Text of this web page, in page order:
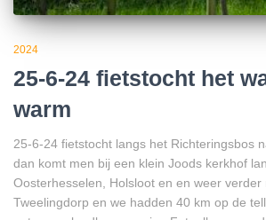
2024
25-6-24 fietstocht het
warm
25-6-24 fietstocht langs het Richteringsbos
dan komt men bij een klein Joods kerkhof
Oosterhesselen, Holsloot en en weer verder
Tweelingdorp en we hadden 40 km op de